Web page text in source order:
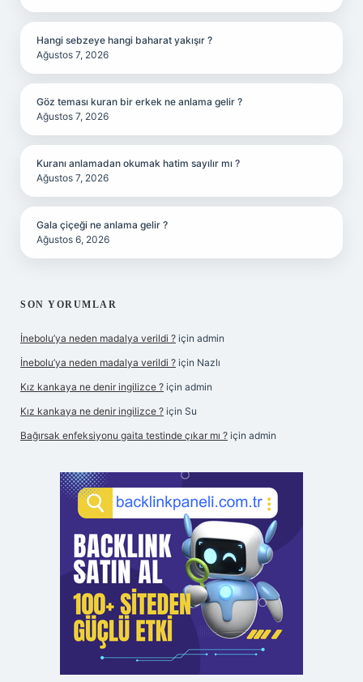
Hangi sebzeye hangi baharat yakışır ?
Ağustos 7, 2026
Göz teması kuran bir erkek ne anlama gelir ?
Ağustos 7, 2026
Kuranı anlamadan okumak hatim sayılır mı ?
Ağustos 7, 2026
Gala çiçeği ne anlama gelir ?
Ağustos 6, 2026
SON YORUMLAR
İnebolu’ya neden madalya verildi ? için admin
İnebolu’ya neden madalya verildi ? için Nazlı
Kız kankaya ne denir ingilizce ? için admin
Kız kankaya ne denir ingilizce ? için Su
Bağırsak enfeksiyonu gaita testinde çıkar mı ? için admin